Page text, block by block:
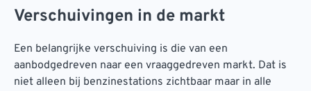
Verschuivingen in de markt
Een belangrijke verschuiving is die van een
aanbodgedreven naar een vraaggedreven markt. Dat is
niet alleen bij benzinestations zichtbaar maar in alle